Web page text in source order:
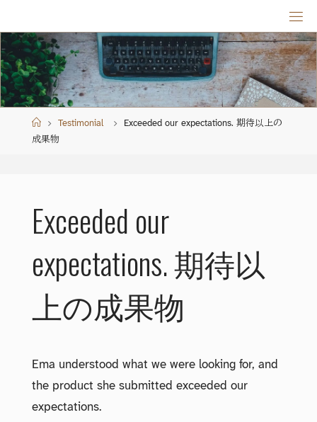
content
HomeTestimonial
Exceeded our expectations. 期待以上の
成果物
Exceeded our
expectations. 期待以
上の成果物
Ema understood what we were looking for, and
the product she submitted exceeded our
expectations.